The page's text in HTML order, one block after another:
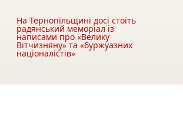
На Тернопільщині досі стоїть
радянський меморіал із
написами про «Велику
Вітчизняну» та «буржуазних
націоналістів»